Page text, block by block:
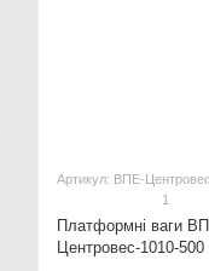
Артикул: ВПЕ-
1
Платформні ваги
Центровес-1010-500